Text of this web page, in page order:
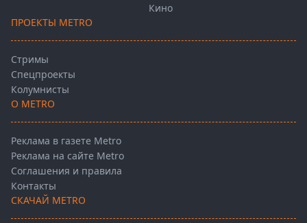
Кино
ПРОЕКТЫ METRO
Стримы
Спецпроекты
Колумнисты
О METRO
Реклама в газете Metro
Реклама на сайте Metro
Соглашения и правила
Контакты
СКАЧАЙ METRO